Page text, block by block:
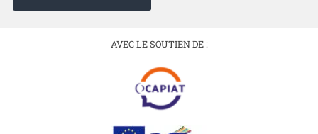
AVEC LE SOUTIEN DE :